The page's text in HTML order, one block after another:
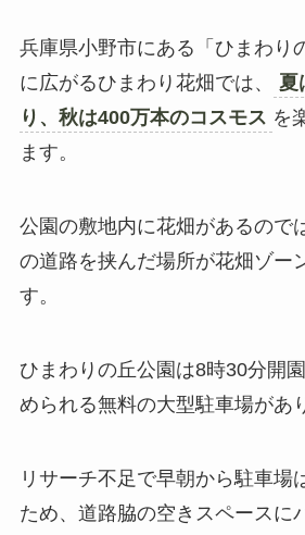
兵庫県小野市にある「ひまわり
に広がるひまわり花畑では、
夏
り、秋は400万本のコスモス を
ます。
公園の敷地内に花畑があるので
の道路を挟んだ場所が花畑ゾー
す。
ひまわりの丘公園は8時30分開
められる無料の大型駐車場があ
リサーチ不足で早朝から駐車場
ため、道路脇の空きスペースに